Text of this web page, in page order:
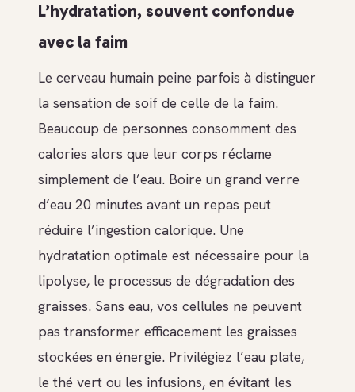
L’hydratation, souvent confondue
avec la faim
Le cerveau humain peine parfois à distinguer
la sensation de soif de celle de la faim.
Beaucoup de personnes consomment des
calories alors que leur corps réclame
simplement de l’eau. Boire un grand verre
d’eau 20 minutes avant un repas peut
réduire l’ingestion calorique. Une
hydratation optimale est nécessaire pour la
lipolyse, le processus de dégradation des
graisses. Sans eau, vos cellules ne peuvent
pas transformer efficacement les graisses
stockées en énergie. Privilégiez l’eau plate,
le thé vert ou les infusions, en évitant les